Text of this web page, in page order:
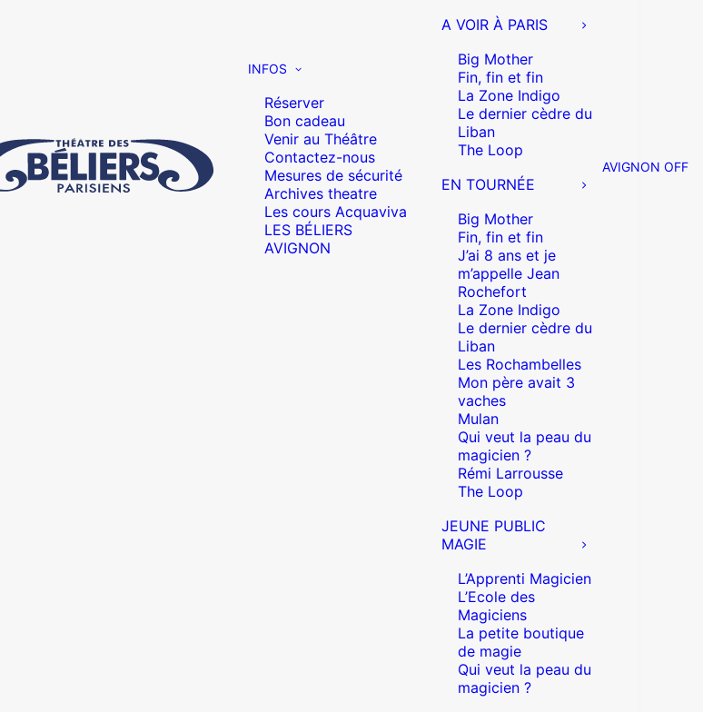
INFOS
Réserver
Bon cadeau
Venir au Théâtre
Contactez-nous
Mesures de sécurité
Archives theatre
Les cours Acquaviva
LES BÉLIERS
AVIGNON
A VOIR À PARIS
Big Mother
Fin, fin et fin
La Zone Indigo
Le dernier cèdre du
Liban
The Loop
EN TOURNÉE
Big Mother
Fin, fin et fin
J’ai 8 ans et je
m’appelle Jean
Rochefort
La Zone Indigo
Le dernier cèdre du
Liban
Les Rochambelles
Mon père avait 3
vaches
Mulan
Qui veut la peau du
magicien ?
Rémi Larrousse
The Loop
JEUNE PUBLIC
MAGIE
L’Apprenti Magicien
L’Ecole des
Magiciens
La petite boutique
de magie
Qui veut la peau du
magicien ?
AVIGNON OFF